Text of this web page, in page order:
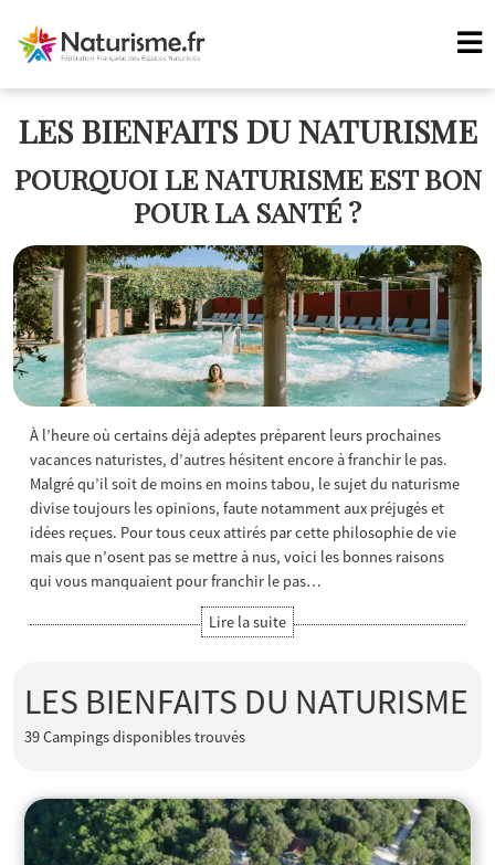
LES BIENFAITS DU NATURISME
POURQUOI LE NATURISME EST BON
POUR LA SANTÉ ?
À l’heure où certains déjà adeptes préparent leurs prochaines
vacances naturistes, d’autres hésitent encore à franchir le pas.
Malgré qu’il soit de moins en moins tabou, le sujet du naturisme
divise toujours les opinions, faute notamment aux préjugés et
idées reçues. Pour tous ceux attirés par cette philosophie de vie
mais que n’osent pas se mettre à nus, voici les bonnes raisons
qui vous manquaient pour franchir le pas…
LES BIENFAITS DU NATURISME
39Campings disponibles trouvés